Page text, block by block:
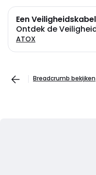
Een
Ontdek de
ATOX
Breadcrumb bekijken